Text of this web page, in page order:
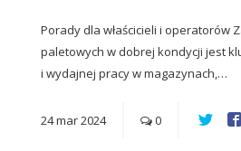
Porady dla właścicieli i operatorów
paletowych w dobrej kondycji jest
i wydajnej pracy w magazynach,…
24mar2024 0